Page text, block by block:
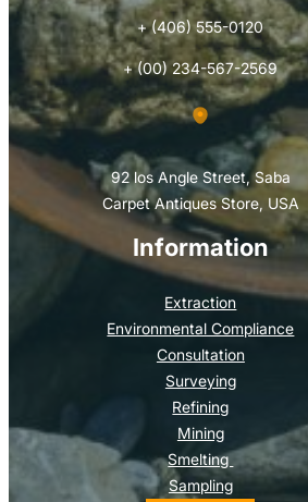
Information
Extraction
Environmental Compliance
Consultation
Surveying
Refining
Mining
Smelting
Sampling
+ (406) 555-0120
+ (00) 234-567-2569
92 los Angle Street, Saba
Carpet Antiques Store, USA